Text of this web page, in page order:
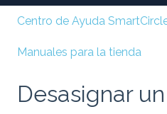
Centro de Ayuda
Manuales para la tienda
Desasignar